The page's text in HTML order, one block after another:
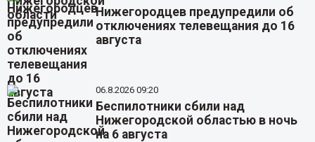
Нижегородцев предупредили об
отключениях телевещания до 16
августа
06.8.2026 09:20
Беспилотники сбили над
Нижегородской областью в ночь
на 6 августа